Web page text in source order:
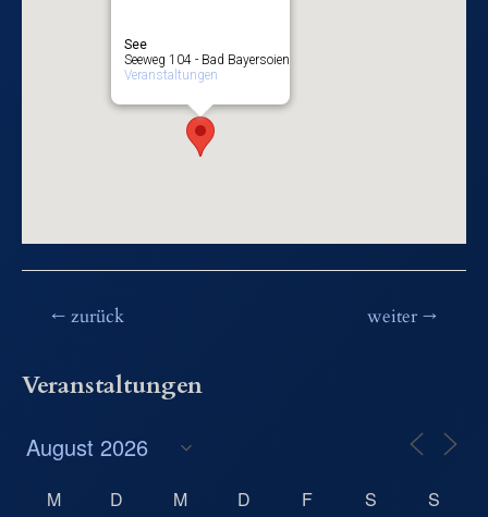
See
Seeweg 104 - Bad Bayersoien
Veranstaltungen
Beitragsnavigation
←zurück weiter→
Veranstaltungen
M D M D F S S